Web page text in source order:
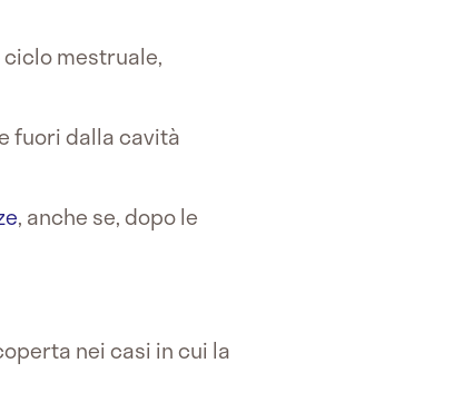
mestruale,
fuori dalla cavità
, anche se, dopo le
nei casi in cui la